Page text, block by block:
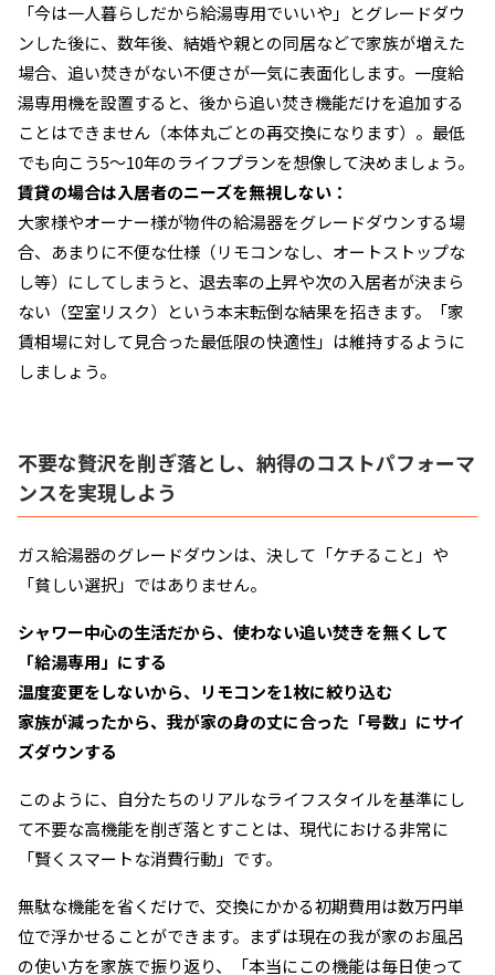
「今は一人暮らしだから給湯専用でいいや」とグレードダウ
ンした後に、数年後、結婚や親との同居などで家族が増えた
場合、追い焚きがない不便さが一気に表面化します。一度給
湯専用機を設置すると、後から追い焚き機能だけを追加する
ことはできません（本体丸ごとの再交換になります）。最低
でも向こう5〜10年のライフプランを想像して決めましょう。
賃貸の場合は入居者のニーズを無視しない：
大家様やオーナー様が物件の給湯器をグレードダウンする場
合、あまりに不便な仕様（リモコンなし、オートストップな
し等）にしてしまうと、退去率の上昇や次の入居者が決まら
ない（空室リスク）という本末転倒な結果を招きます。「家
賃相場に対して見合った最低限の快適性」は維持するように
しましょう。
不要な贅沢を削ぎ落とし、納得のコストパフォーマ
ンスを実現しよう
ガス給湯器のグレードダウンは、決して「ケチること」や
「貧しい選択」ではありません。
シャワー中心の生活だから、使わない追い焚きを無くして
「給湯専用」にする
温度変更をしないから、リモコンを1枚に絞り込む
家族が減ったから、我が家の身の丈に合った「号数」にサイ
ズダウンする
このように、自分たちのリアルなライフスタイルを基準にし
て不要な高機能を削ぎ落とすことは、現代における非常に
「賢くスマートな消費行動」です。
無駄な機能を省くだけで、交換にかかる初期費用は数万円単
位で浮かせることができます。まずは現在の我が家のお風呂
の使い方を家族で振り返り、「本当にこの機能は毎日使って